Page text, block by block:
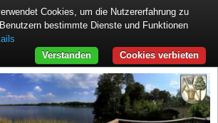
Cookies, um die Nutzererfahrung zu
bestimmte Dienste und Funktionen
Cookies verbieten
Verstanden